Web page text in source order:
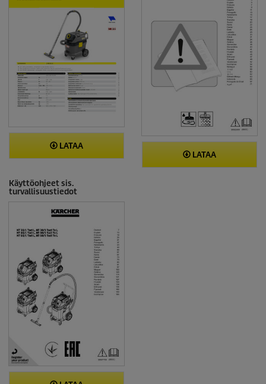
LATAA
LATAA
Käyttöohjeet sis.
turvallisuustiedot